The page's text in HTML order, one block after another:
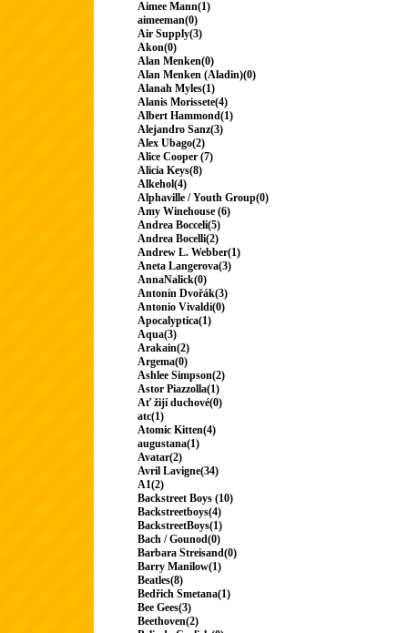
Aimee Mann(1)
aimeeman(0)
Air Supply(3)
Akon(0)
Alan Menken(0)
Alan Menken (Aladin)(0)
Alanah Myles(1)
Alanis Morissete(4)
Albert Hammond(1)
Alejandro Sanz(3)
Alex Ubago(2)
Alice Cooper (7)
Alicia Keys(8)
Alkehol(4)
Alphaville / Youth Group(0)
Amy Winehouse (6)
Andrea Bocceli(5)
Andrea Bocelli(2)
Andrew L. Webber(1)
Aneta Langerova(3)
AnnaNalick(0)
Antonín Dvořák(3)
Antonio Vivaldi(0)
Apocalyptica(1)
Aqua(3)
Arakain(2)
Argema(0)
Ashlee Simpson(2)
Astor Piazzolla(1)
Ať žijí duchové(0)
atc(1)
Atomic Kitten(4)
augustana(1)
Avatar(2)
Avril Lavigne(34)
A1(2)
Backstreet Boys (10)
Backstreetboys(4)
BackstreetBoys(1)
Bach / Gounod(0)
Barbara Streisand(0)
Barry Manilow(1)
Beatles(8)
Bedřich Smetana(1)
Bee Gees(3)
Beethoven(2)